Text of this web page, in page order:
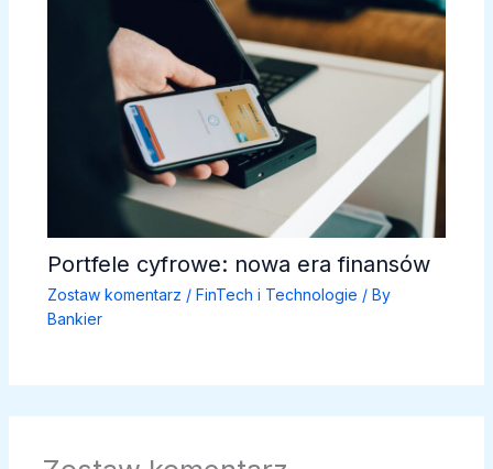
Portfele cyfrowe: nowa era finansów
Zostaw komentarz / FinTech i Technologie / By
Bankier